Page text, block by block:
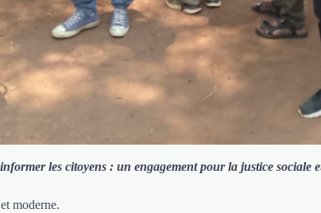
les citoyens : un engagement pour la justice sociale
moderne.